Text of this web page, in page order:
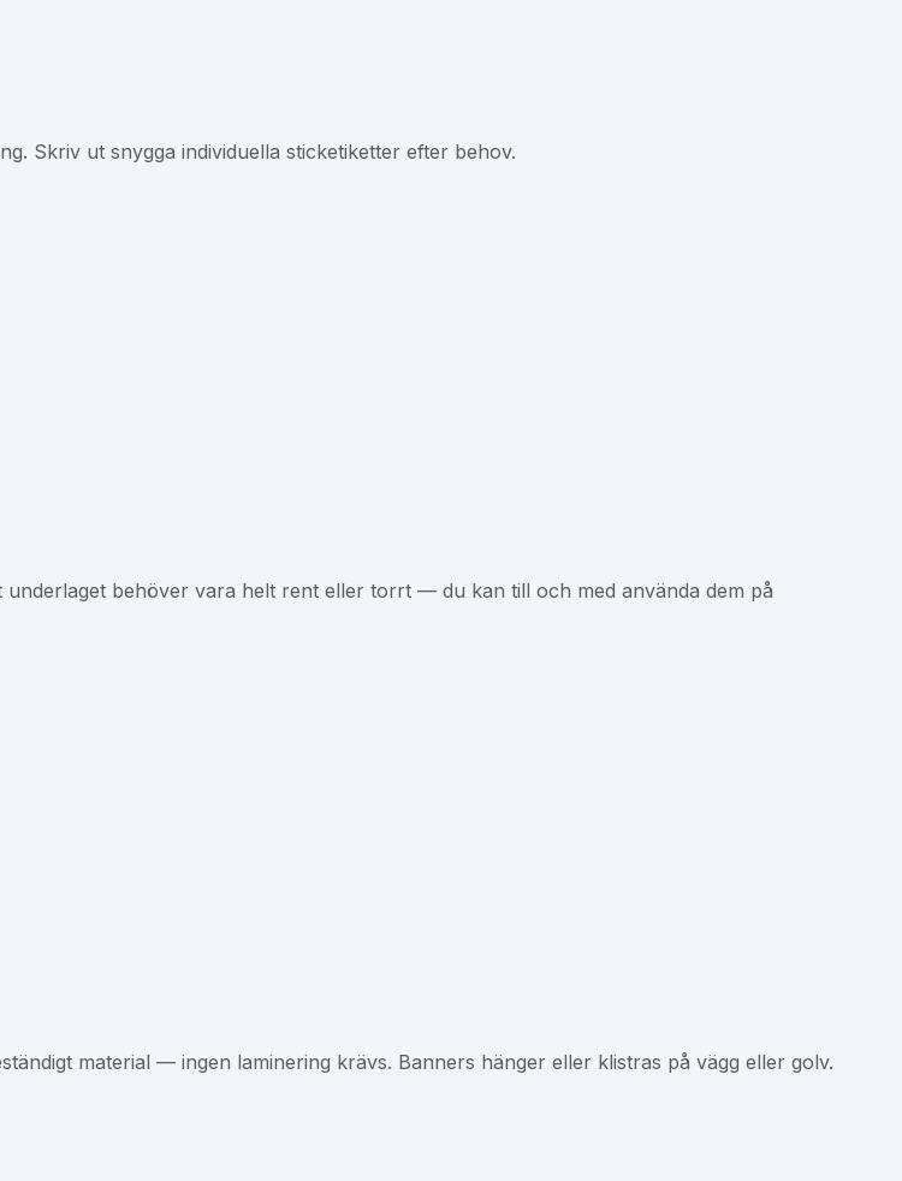
Skriv ut snygga individuella sticketiketter efter behov.
behöver vara helt rent eller torrt — du kan till och med använda dem på
material — ingen laminering krävs. Banners hänger eller klistras på vägg eller golv.